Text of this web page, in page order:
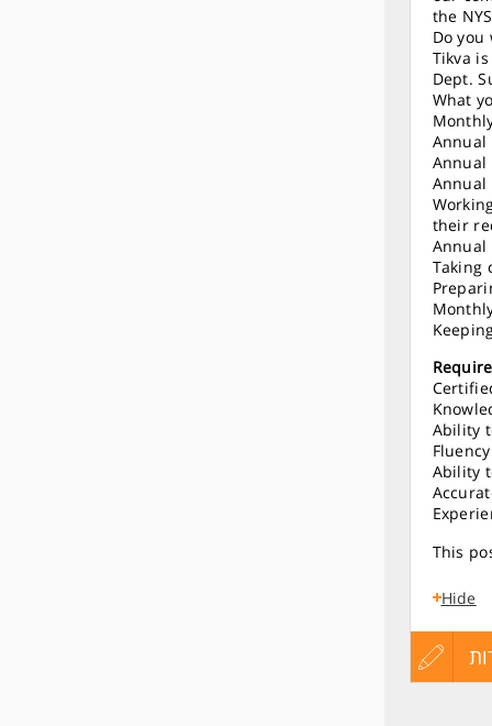
the
Do
Tikva
Dept.
What
Annual
Annual
Annual
their
Annual
Taking
Ability
Ability
This
Hide
הגשעדכון